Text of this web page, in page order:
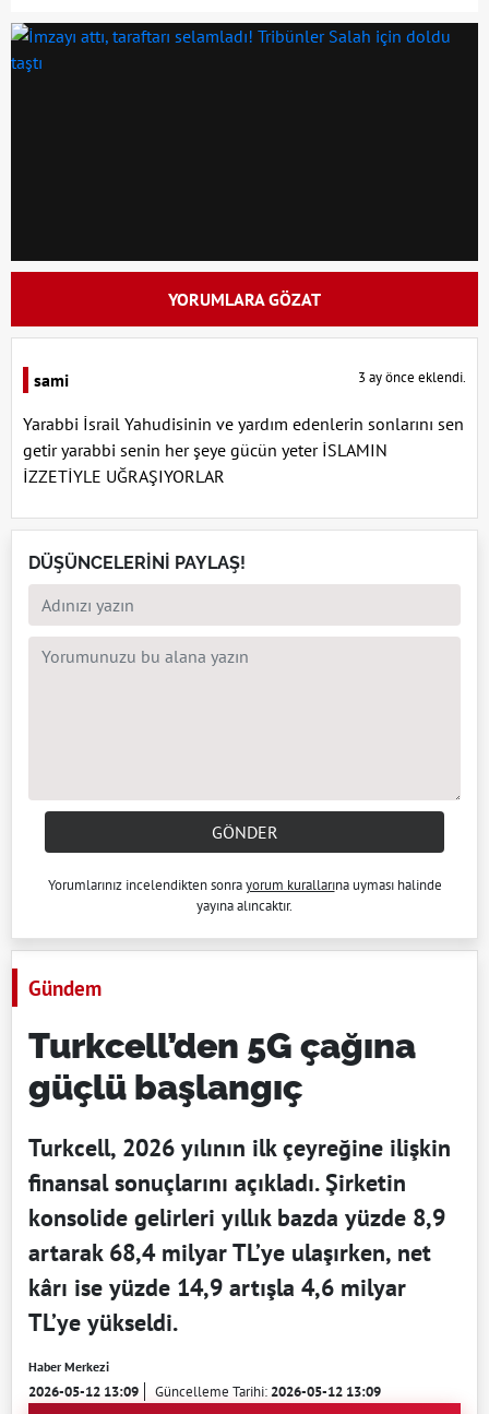
YORUMLARA GÖZAT
sami 3 ay önce eklendi.
Yarabbi İsrail Yahudisinin ve yardım edenlerin sonlarını sen
getir yarabbi senin her şeye gücün yeter İSLAMIN
İZZETİYLE UĞRAŞIYORLAR
DÜŞÜNCELERİNİ PAYLAŞ!
GÖNDER
Yorumlarınız incelendikten sonrayorum kurallarına uyması halinde
yayına alıncaktır.
Gündem
Turkcell’den 5G çağına
güçlü başlangıç
Turkcell, 2026 yılının ilk çeyreğine ilişkin
finansal sonuçlarını açıkladı. Şirketin
konsolide gelirleri yıllık bazda yüzde 8,9
artarak 68,4 milyar TL’ye ulaşırken, net
kârı ise yüzde 14,9 artışla 4,6 milyar
TL’ye yükseldi.
Haber Merkezi
2026-05-12 13:09 Güncelleme Tarihi:2026-05-12 13:09